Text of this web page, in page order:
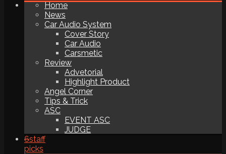
Home
News
Car Audio System
Cover Story
Car Audio
Carsmetic
Review
Advetorial
Highlight Product
Angel Corner
Tips & Trick
ASC
EVENT ASC
JUDGE
6staff
picks